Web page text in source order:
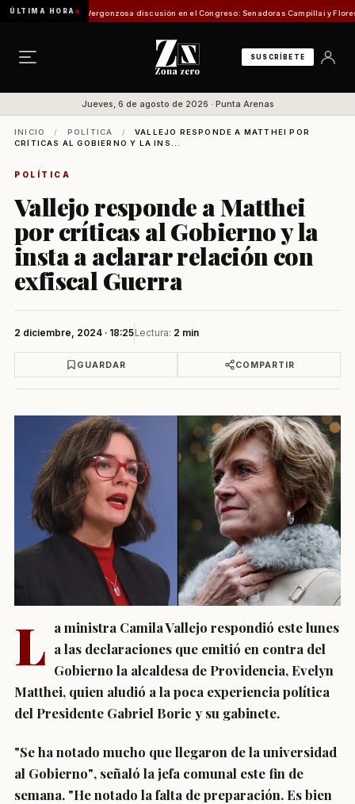
ÚLTIMA HORA
de Pesca Vergonzosa discusión en el Congreso: Senadoras Campillai y Flores se
SUSCRÍBETE
Jueves, 6 de agosto de 2026 · Punta Arenas
INICIO / POLÍTICA /
VALLEJO RESPONDE A MATTHEI POR
CRÍTICAS AL GOBIERNO Y LA INS...
POLÍTICA
Vallejo responde a Matthei
por críticas al Gobierno y la
insta a aclarar relación con
exfiscal Guerra
2 diciembre, 2024 · 18:25Lectura: 2 min
GUARDAR COMPARTIR
L a ministra Camila Vallejo respondió este lunes
a las declaraciones que emitió en contra del
Gobierno la alcaldesa de Providencia, Evelyn
Matthei, quien aludió a la poca experiencia política
del Presidente Gabriel Boric y su gabinete.
"Se ha notado mucho que llegaron de la universidad
al Gobierno", señaló la jefa comunal este fin de
semana. "He notado la falta de preparación. Es bien